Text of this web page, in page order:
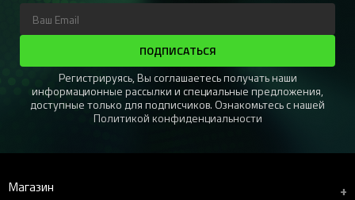
ПОДПИСАТЬСЯ
Регистрируясь, Вы соглашаетесь получать наши
информационные рассылки и специальные предложения,
доступные только для подписчиков. Ознакомьтесь с нашей
Политикой конфиденциальности
Магазин +